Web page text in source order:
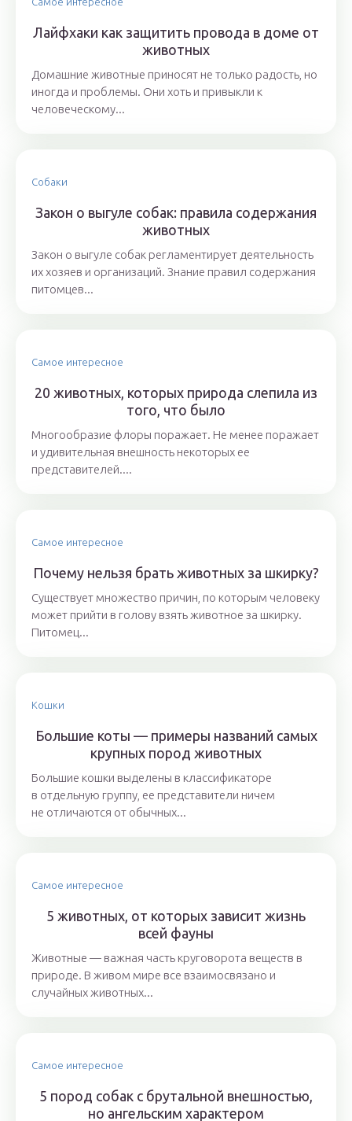
Лайфхаки как защитить провода в доме от
животных
Домашние животные приносят не только радость, но
иногда и проблемы. Они хоть и привыкли к
человеческому...
Собаки
Закон о выгуле собак: правила содержания
животных
Закон о выгуле собак регламентирует деятельность
их хозяев и организаций. Знание правил содержания
питомцев...
Самое интересное
20 животных, которых природа слепила из
того, что было
Многообразие флоры поражает. Не менее поражает
и удивительная внешность некоторых ее
представителей....
Самое интересное
Почему нельзя брать животных за шкирку?
Существует множество причин, по которым человеку
может прийти в голову взять животное за шкирку.
Питомец...
Кошки
Большие коты — примеры названий самых
крупных пород животных
Большие кошки выделены в классификаторе
в отдельную группу, ее представители ничем
не отличаются от обычных...
Самое интересное
5 животных, от которых зависит жизнь
всей фауны
Животные — важная часть круговорота веществ в
природе. В живом мире все взаимосвязано и
случайных животных...
Самое интересное
5 пород собак с брутальной внешностью,
но ангельским характером